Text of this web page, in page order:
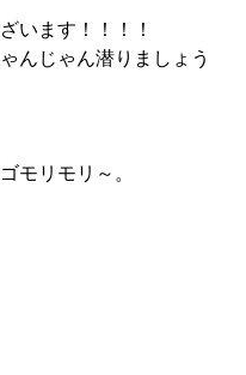
います！！！！
んじゃん潜りましょう
モリモリ～。